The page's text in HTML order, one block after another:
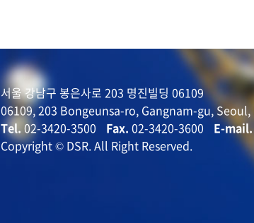
서울 강남구 봉은사로 203 명진빌딩 06109
06109, 203 Bongeunsa-ro, Gangnam-gu, Seoul,
Tel. 02-3420-3500 Fax. 02-3420-3600 E-mail.
Copyright © DSR. All Right Reserved.